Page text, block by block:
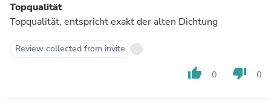
Topqualität
Topqualität, entspricht exakt der alten Dichtung
Review collected from invite
thumb_up 0 thumb_down 0